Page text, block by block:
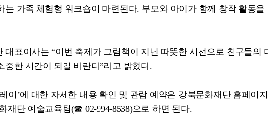
는 가족 체험형 워크숍이 마련된다. 부모와 아이가 함께 창작 활동을
대표이사는“이번 축제가 그림책이 지닌 따뜻한 시선으로 친구들의
중한 시간이 되길 바란다”라고 밝혔다.
이 ’에 대한 자세한 내용 확인 및 관람 예약은 강북문화재단 홈페이지
재단 예술교육팀(☎ 02-994-8538)으로 하면 된다.